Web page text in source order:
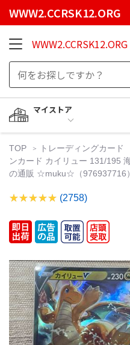
WWW2.CCRSK12.ORG
WWW2.CCRSK12.ORG
マイストア
TOP トレーディングカード
ンカード カイリュー 131/195
の通販 ☆muku☆（976937716
(2758)